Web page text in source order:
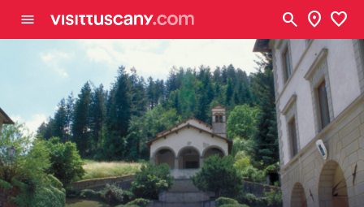
menu search location_on favorite